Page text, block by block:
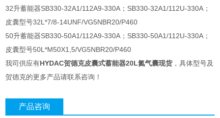
32升蓄能器SB330-32A1/112A9-330A；SB330-32A1/112U-330A；
皮囊型号32L*7/8-14UNF/VG5NBR20/P460
50升蓄能器SB330-50A1/112A9-330A；SB330-50A1/112U-330A；
皮囊型号50L*M50X1,5/VG5NBR20/P460
我司供应有HYDAC贺德克皮囊式蓄能器20L氮气囊现货，具体型号及
贺德克的更多产品请联系咨询！
产品咨询